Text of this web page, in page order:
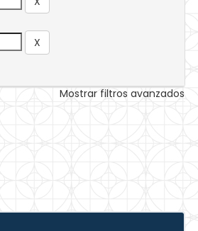
Mostrar filtros avanzados